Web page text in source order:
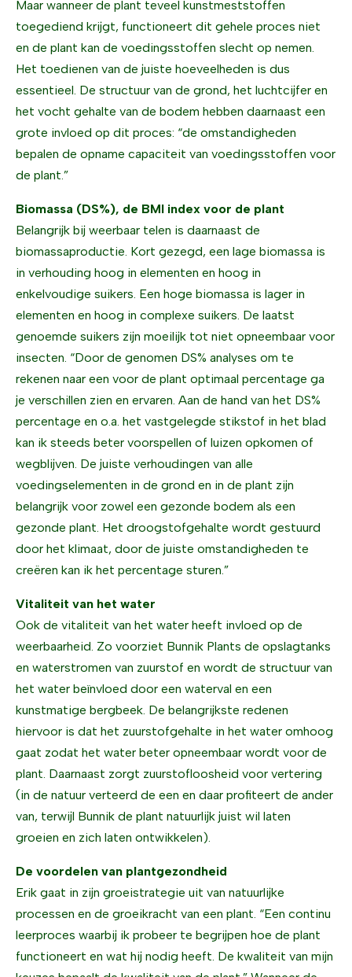
Maar wanneer de plant teveel kunstmeststoffen
toegediend krijgt, functioneert dit gehele proces niet
en de plant kan de voedingsstoffen slecht op nemen.
Het toedienen van de juiste hoeveelheden is dus
essentieel. De structuur van de grond, het luchtcijfer en
het vocht gehalte van de bodem hebben daarnaast een
grote invloed op dit proces: “de omstandigheden
bepalen de opname capaciteit van voedingsstoffen voor
de plant.”
Biomassa (DS%), de BMI index voor de plant
Belangrijk bij weerbaar telen is daarnaast de
biomassaproductie. Kort gezegd, een lage biomassa is
in verhouding hoog in elementen en hoog in
enkelvoudige suikers. Een hoge biomassa is lager in
elementen en hoog in complexe suikers. De laatst
genoemde suikers zijn moeilijk tot niet opneembaar voor
insecten. “Door de genomen DS% analyses om te
rekenen naar een voor de plant optimaal percentage ga
je verschillen zien en ervaren. Aan de hand van het DS%
percentage en o.a. het vastgelegde stikstof in het blad
kan ik steeds beter voorspellen of luizen opkomen of
wegblijven. De juiste verhoudingen van alle
voedingselementen in de grond en in de plant zijn
belangrijk voor zowel een gezonde bodem als een
gezonde plant. Het droogstofgehalte wordt gestuurd
door het klimaat, door de juiste omstandigheden te
creëren kan ik het percentage sturen.”
Vitaliteit van het water
Ook de vitaliteit van het water heeft invloed op de
weerbaarheid. Zo voorziet Bunnik Plants de opslagtanks
en waterstromen van zuurstof en wordt de structuur van
het water beïnvloed door een waterval en een
kunstmatige bergbeek. De belangrijkste redenen
hiervoor is dat het zuurstofgehalte in het water omhoog
gaat zodat het water beter opneembaar wordt voor de
plant. Daarnaast zorgt zuurstofloosheid voor vertering
(in de natuur verteerd de een en daar profiteert de ander
van, terwijl Bunnik de plant natuurlijk juist wil laten
groeien en zich laten ontwikkelen).
De voordelen van plantgezondheid
Erik gaat in zijn groeistrategie uit van natuurlijke
processen en de groeikracht van een plant. “Een continu
leerproces waarbij ik probeer te begrijpen hoe de plant
functioneert en wat hij nodig heeft. De kwaliteit van mijn